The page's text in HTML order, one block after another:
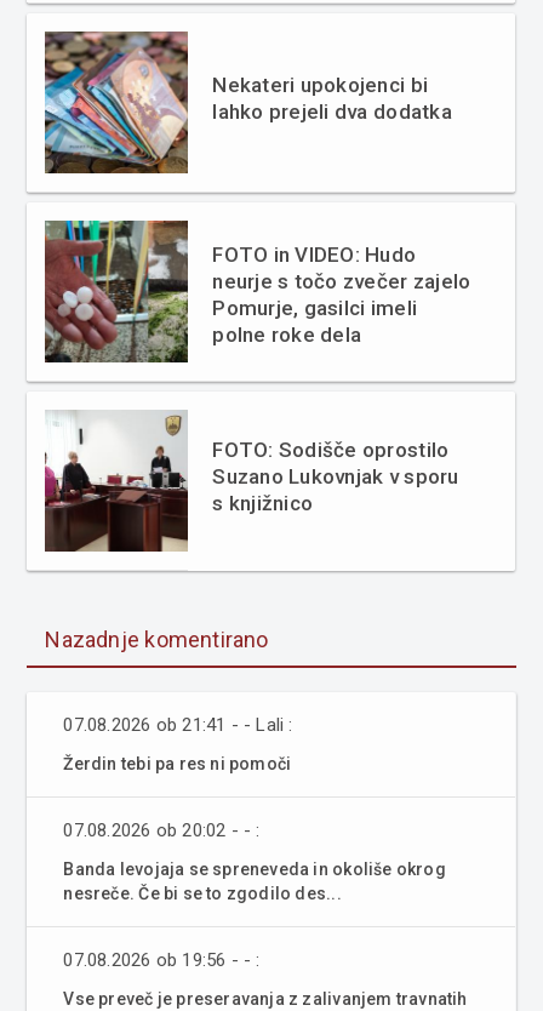
Nekateri upokojenci bi
lahko prejeli dva dodatka
FOTO in VIDEO: Hudo
neurje s točo zvečer zajelo
Pomurje, gasilci imeli
polne roke dela
FOTO: Sodišče oprostilo
Suzano Lukovnjak v sporu
s knjižnico
Nazadnje komentirano
07.08.2026 ob 21:41 - - Lali :
Žerdin tebi pa res ni pomoči
07.08.2026 ob 20:02 - - :
Banda levojaja se spreneveda in okoliše okrog
nesreče. Če bi se to zgodilo des...
07.08.2026 ob 19:56 - - :
Vse preveč je preseravanja z zalivanjem travnatih